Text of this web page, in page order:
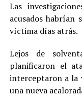
Las
acusados habrían
víctima días atrás.
Lejos de
planificaron el
interceptaron a la
una nueva